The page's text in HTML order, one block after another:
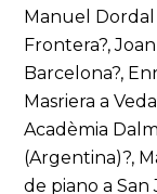
Manuel Dordal
Frontera?,
Barcelona?,
Masriera a
Acadèmia
(Argentina)?,
de piano a San